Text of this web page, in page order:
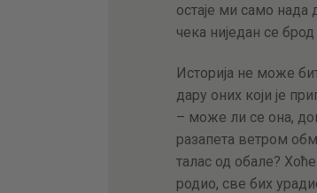
остаје ми само
чека ниједан се
Историја не може
дару оних који је
– може ли се она,
разапета ветром
талас од обале?
родио, све бих